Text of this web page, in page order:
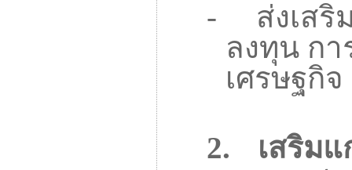
-
ส่งเสริ
ลงทุน ก
เศรษฐกิ
2.
เสริม